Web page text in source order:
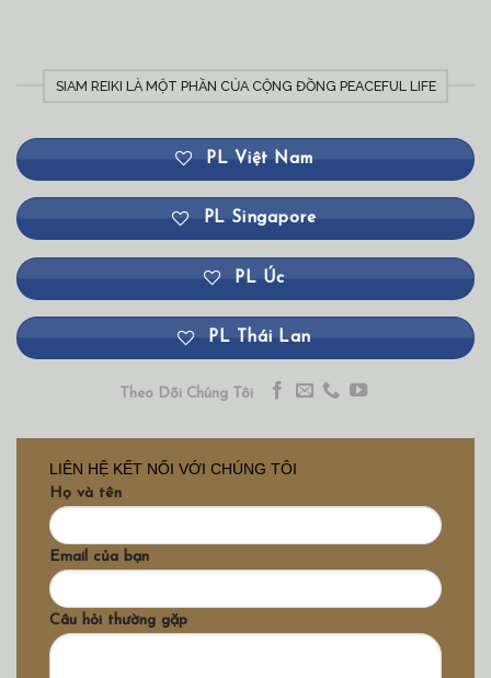
SIAM REIKI LÀ MỘT PHẦN CỦA CỘNG ĐỒNG PEACEFUL LIFE
PL Việt Nam
PL Singapore
PL Úc
PL Thái Lan
Theo Dõi Chúng Tôi
LIÊN HỆ KẾT NỐI VỚI CHÚNG TÔI
Họ và tên
Email của bạn
Câu hỏi thường gặp